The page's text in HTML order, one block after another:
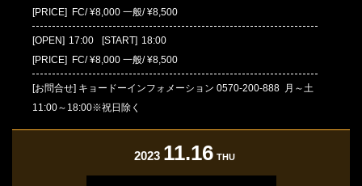
[PRICE] FC/ ¥8,000 一般/ ¥8,500
[OPEN] 17:00 [START] 18:00
[PRICE] FC/ ¥8,000 一般/ ¥8,500
[お問合せ] キョードーインフォメーション 0570-200-888 月～土
11:00～18:00※祝日除く
2023 11.16 THU